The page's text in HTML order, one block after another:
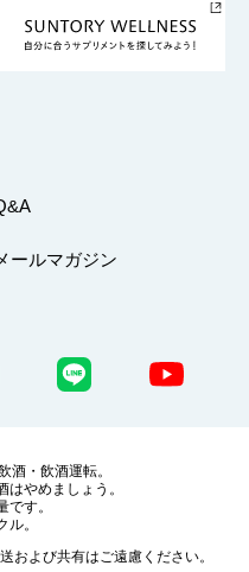
ールマガジン
酒・飲酒運転。
やめましょう。
です。
。
および共有はご遠慮ください。